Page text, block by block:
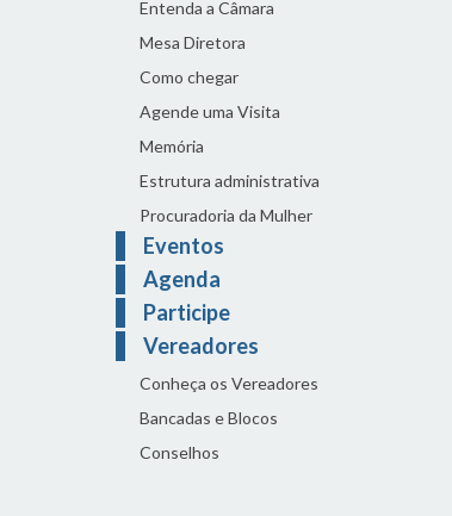
Entenda a Câmara
Mesa Diretora
Como chegar
Agende uma Visita
Memória
Estrutura administrativa
Procuradoria da Mulher
Eventos
Agenda
Participe
Vereadores
Conheça os Vereadores
Bancadas e Blocos
Conselhos